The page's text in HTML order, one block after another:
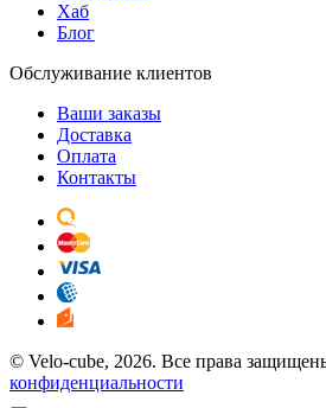
Хаб
Блог
Обслуживание клиентов
Ваши заказы
Доставка
Оплата
Контакты
© Velo-cube, 2026. Все права
конфиденциальности